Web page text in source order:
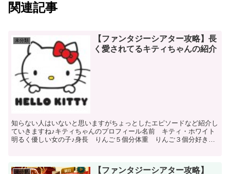
関連記事
未分類
【ファンタジーシアター攻略】長
く愛されてるキティちゃんの紹介
知らない人はいないと思いますがちょっとしたエピソードなど紹介し
ていきますね♪キティちゃんのプロフィール名前 キティ・ホワイト
明るく優しい女の子♪身長 りんご５個分体重 りんご３個分好きな
未分類
【ファンタジーシアター攻略】